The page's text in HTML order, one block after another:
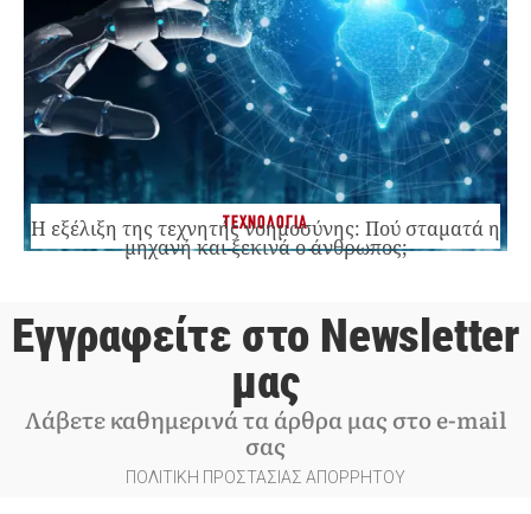
ΤΕΧΝΟΛΟΓΙΑ
Η εξέλιξη της τεχνητής νοημοσύνης: Πού σταματά η
μηχανή και ξεκινά ο άνθρωπος;
Εγγραφείτε στο Newsletter
μας
Λάβετε καθημερινά τα άρθρα μας στο e-mail
σας
ΠΟΛΙΤΙΚΗ ΠΡΟΣΤΑΣΙΑΣ ΑΠΟΡΡΗΤΟΥ